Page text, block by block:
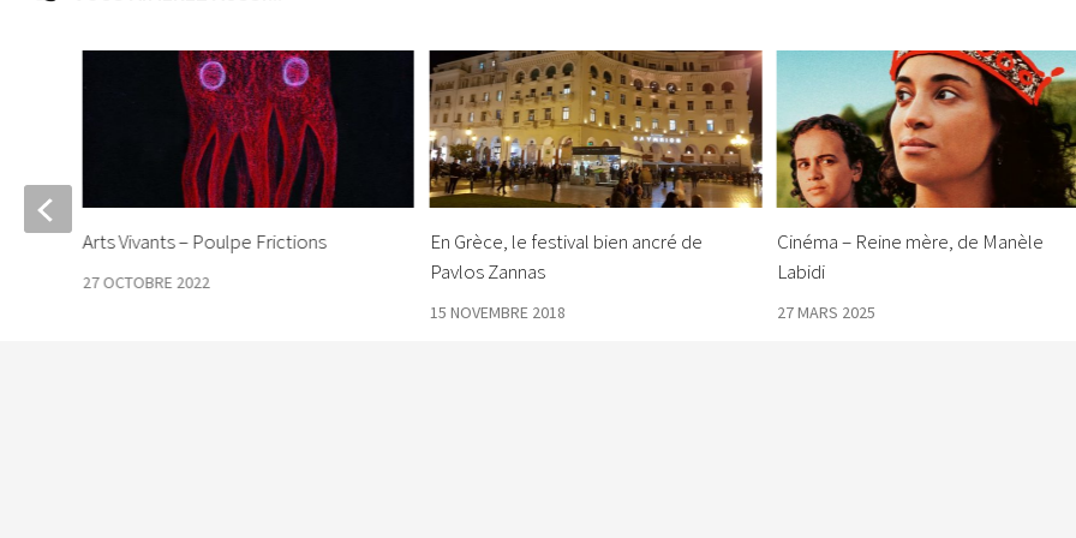
En Grèce, le festival bien ancré de
Pavlos Zannas
15 NOVEMBRE 2018
Cinéma – Reine mère, de Manèle
Labidi
27 MARS 2025
Arts Vivants – Poulpe Frictions
27 OCTOBRE 2022